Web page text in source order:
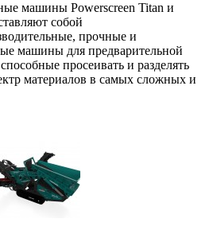
машины Powerscreen Titan и
собой
прочные и
машины для предварительной
просеивать и разделять
материалов в самых сложных и